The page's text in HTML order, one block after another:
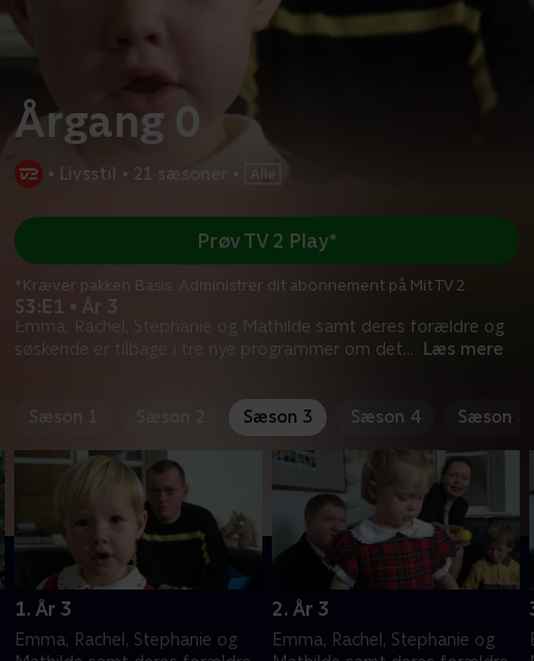
Årgang 0
• Livsstil • 21 sæsoner •
S3:E1 • År 3
Emma, Rachel, Stephanie og Mathilde samt deres forældre og
søskende er tilbage i tre nye programmer om det... Læs mere
Prøv TV 2 Play*
*Kræver pakken Basis. Administrer dit abonnement på Mit TV 2.
Sæson 1 Sæson 3 Sæson 4 Sæson 5
1. År 3
Emma, Rachel, Stephanie og
2. År 3
Emma, Rachel, Stephanie og